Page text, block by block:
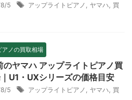
5 アップライトピアノ ヤマハ
買
アノの買取相場
ヤマハ アップライトピアノ買
U1・UXシリーズの価格目安
5 アップライトピアノ ヤマハ
買